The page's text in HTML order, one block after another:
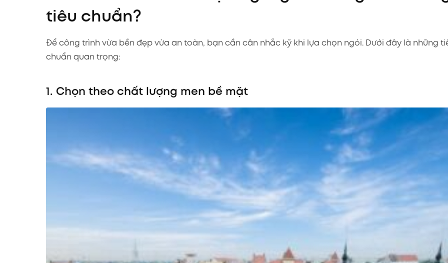
tiêu chuẩn?
Để công trình vừa bền đẹp vừa an toàn, bạn cần cân nhắc kỹ khi lựa chọn ngói. Dưới đây là những
chuẩn quan trọng:
1. Chọn theo chất lượng men bề mặt